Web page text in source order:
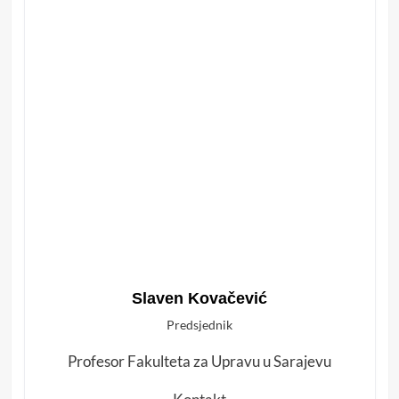
Slaven Kovačević
Predsjednik
Profesor Fakulteta za Upravu u Sarajevu